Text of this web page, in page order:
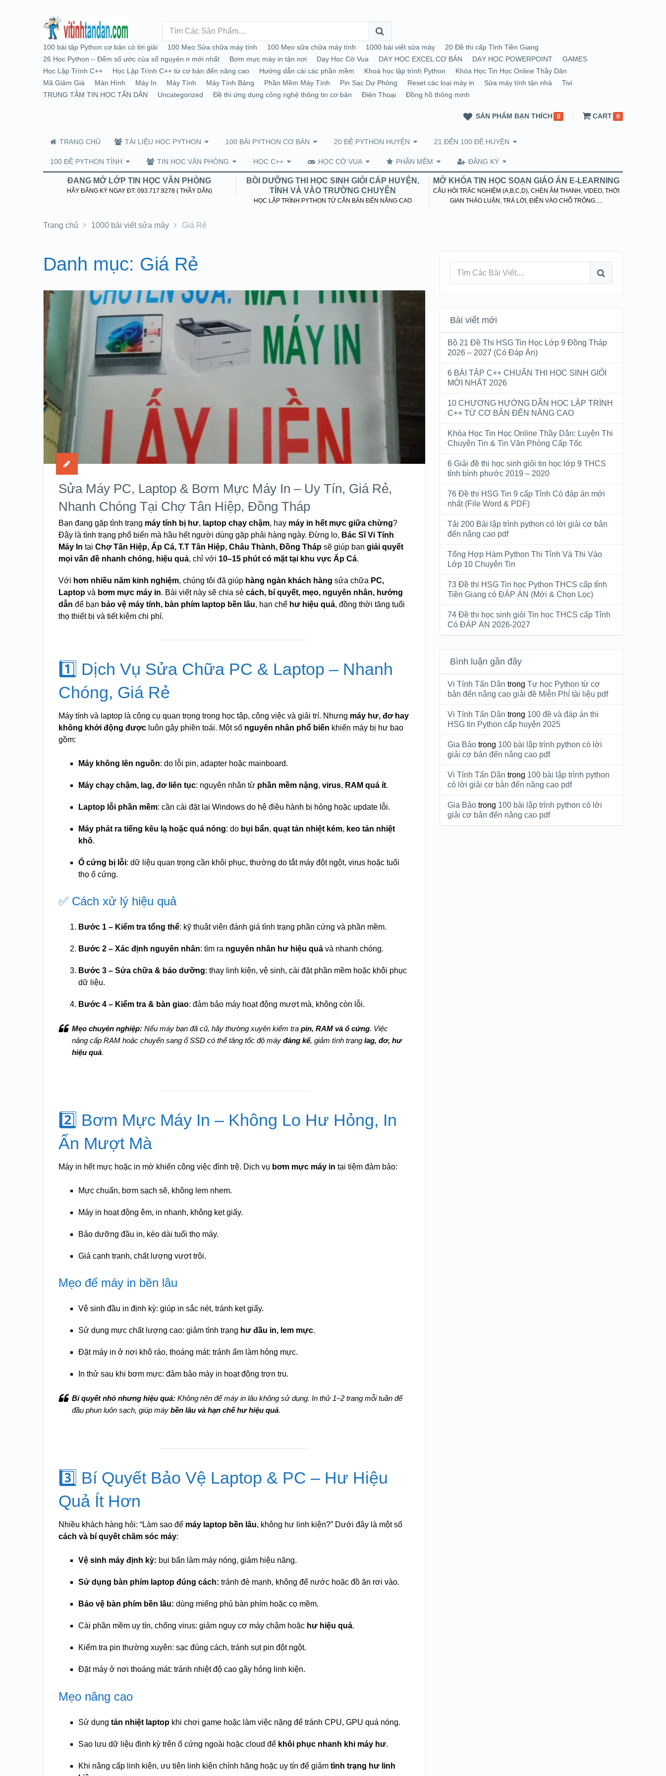
100 bài tập Python cơ bản có lời giải 100 Mẹo Sửa chữa máy tính 100 Mẹo sữa chữa máy tính 1000 bài viết sửa máy
20 Đề thi cấp Tỉnh Tiền Giang
26 Học Python – Đếm số ước của số nguyên n mới nhất
Bơm mực máy in tận nơi Dạy Học Cờ Vua DẠY HỌC EXCEL CƠ BẢN DẠY HỌC POWERPOINT
GAMES
Học Lập Trình C++
Học Lập Trình C++ từ cơ bản đến nâng cao Hướng dẫn cài các phần mềm Khoá học lập trình Python
Khóa Học Tin Học Online Thầy Dân
Mã Giảm Giá
Màn Hình Máy In Máy Tính Máy Tính Bảng Phần Mềm Máy Tính Pin Sạc Dự Phòng Reset các loại máy in Sửa máy tính tận nhà
Tivi
TRUNG TÂM TIN HỌC TẤN DÂN
Uncategorized Đề thi ứng dụng công nghệ thông tin cơ bản Điện Thoại Đồng hồ thông minh
SẢN PHẨM BẠN THÍCH 0 CART 0
TRANG CHỦ TÀI LIỆU HỌC PYTHON 100 BÀI PYTHON CƠ BẢN 20 ĐỀ PYTHON HUYỆN 21 ĐẾN 100 ĐỀ HUYỆN
100 ĐỀ PYTHON TỈNH TIN HỌC VĂN PHÒNG HỌC C++ HỌC CỜ VUA PHẦN MỀM ĐĂNG KÝ
ĐANG MỞ LỚP TIN HỌC VĂN PHÒNG
HÃY ĐĂNG KÝ NGAY ĐT: 093.717.9278 ( THẦY DÂN)
BỒI DƯỠNG THI HỌC SINH GIỎI CẤP HUYỆN,
TỈNH VÀ VÀO TRƯỜNG CHUYÊN
HỌC LẬP TRÌNH PYTHON TỪ CĂN BẢN ĐẾN NÂNG CAO
MỞ KHÓA TIN HỌC SOẠN GIÁO ÁN E-LEARNING
CÂU HỎI TRẮC NGHIỆM (A,B,C,D), CHÈN ÂM THANH, VIDEO, THỜI
GIAN THẢO LUẬN, TRẢ LỜI, ĐIỀN VÀO CHỖ TRỐNG.....
Trang chủ 1000 bài viết sửa máy Giá Rẻ
Danh mục: Giá Rẻ
Sửa Máy PC, Laptop & Bơm Mực Máy In – Uy Tín, Giá Rẻ,
Nhanh Chóng Tại Chợ Tân Hiệp, Đồng Tháp
Bạn đang gặp tình trạng máy tính bị hư, laptop chạy chậm, hay máy in hết mực giữa chừng?
Đây là tình trạng phổ biến mà hầu hết người dùng gặp phải hàng ngày. Đừng lo, Bác Sĩ Vi Tính
Máy In tạiChợ Tân Hiệp, Ấp Cá, T.T Tân Hiệp, Châu Thành, Đồng Tháp sẽ giúp bạngiải quyết
mọi vấn đề nhanh chóng, hiệu quả, chỉ với 10–15 phút có mặt tại khu vực Ấp Cá.
Với hơn nhiều năm kinh nghiệm, chúng tôi đã giúp hàng ngàn khách hàng sửa chữa PC,
Laptop và bơm mực máy in. Bài viết này sẽ chia sẻcách, bí quyết, mẹo, nguyên nhân, hướng
dẫn để bạn bảo vệ máy tính, bàn phím laptop bền lâu, hạn chế hư hiệu quả, đồng thời tăng tuổi
thọ thiết bị và tiết kiệm chi phí.
1️⃣ Dịch Vụ Sửa Chữa PC & Laptop – Nhanh
Chóng, Giá Rẻ
Máy tính và laptop là công cụ quan trọng trong học tập, công việc và giải trí. Nhưng máy hư, đơ hay
không khởi động được luôn gây phiền toái. Một số nguyên nhân phổ biến khiến máy bị hư bao
gồm:
Máy không lên nguồn: do lỗi pin, adapter hoặc mainboard.
Máy chạy chậm, lag, đơ liên tục: nguyên nhân từ phần mềm nặng,virus, RAM quá ít.
Laptop lỗi phần mềm: cần cài đặt lại Windows do hệ điều hành bị hỏng hoặc update lỗi.
Máy phát ra tiếng kêu lạ hoặc quá nóng: do bụi bẩn,quạt tản nhiệt kém, keo tản nhiệt
khô.
Ổ cứng bị lỗi: dữ liệu quan trọng cần khôi phục, thường do tắt máy đột ngột, virus hoặc tuổi
thọ ổ cứng.
✅ Cách xử lý hiệu quả
Bước 1 – Kiểm tra tổng thể: kỹ thuật viên đánh giá tình trạng phần cứng và phần mềm.
Bước 2 – Xác định nguyên nhân: tìm ra nguyên nhân hư hiệu quả và nhanh chóng.
Bước 3 – Sửa chữa & bảo dưỡng: thay linh kiện, vệ sinh, cài đặt phần mềm hoặc khôi phục
dữ liệu.
Bước 4 – Kiểm tra & bàn giao: đảm bảo máy hoạt động mượt mà, không còn lỗi.
Mẹo chuyên nghiệp: Nếu máy bạn đã cũ, hãy thường xuyên kiểm trapin, RAM và ổ cứng. Việc
nâng cấp RAM hoặc chuyển sang ổ SSD có thể tăng tốc độ máyđáng kể, giảm tình trạnglag, đơ, hư
hiệu quả.
2️⃣ Bơm Mực Máy In – Không Lo Hư Hỏng, In
Ấn Mượt Mà
Máy in hết mực hoặc in mờ khiến công việc đình trệ. Dịch vụ bơm mực máy in tại tiệm đảm bảo:
Mực chuẩn, bơm sạch sẽ, không lem nhem.
Máy in hoạt động êm, in nhanh, không kẹt giấy.
Bảo dưỡng đầu in, kéo dài tuổi thọ máy.
Giá cạnh tranh, chất lượng vượt trội.
Mẹo để máy in bền lâu
Vệ sinh đầu in định kỳ: giúp in sắc nét, tránh kẹt giấy.
Sử dụng mực chất lượng cao: giảm tình trạng hư đầu in, lem mực.
Đặt máy in ở nơi khô ráo, thoáng mát: tránh ẩm làm hỏng mực.
In thử sau khi bơm mực: đảm bảo máy in hoạt động trơn tru.
Bí quyết nhỏ nhưng hiệu quả: Không nên để máy in lâu không sử dụng. In thử 1–2 trang mỗi tuần để
đầu phun luôn sạch, giúp máybền lâu và hạn chế hư hiệu quả.
3️⃣ Bí Quyết Bảo Vệ Laptop & PC – Hư Hiệu
Quả Ít Hơn
Nhiều khách hàng hỏi: “Làm sao để máy laptop bền lâu, không hư linh kiện?” Dưới đây là một số
cách và bí quyết chăm sóc máy:
Vệ sinh máy định kỳ: bụi bẩn làm máy nóng, giảm hiệu năng.
Sử dụng bàn phím laptop đúng cách: tránh đè mạnh, không để nước hoặc đồ ăn rơi vào.
Bảo vệ bàn phím bền lâu: dùng miếng phủ bàn phím hoặc cọ mềm.
Cài phần mềm uy tín, chống virus: giảm nguy cơ máy chậm hoặc hư hiệu quả.
Kiểm tra pin thường xuyên: sạc đúng cách, tránh sụt pin đột ngột.
Đặt máy ở nơi thoáng mát: tránh nhiệt độ cao gây hỏng linh kiện.
Mẹo nâng cao
Sử dụngtản nhiệt laptop khi chơi game hoặc làm việc nặng để tránh CPU, GPU quá nóng.
Sao lưu dữ liệu định kỳ trên ổ cứng ngoài hoặc cloud để khôi phục nhanh khi máy hư.
Khi nâng cấp linh kiện, ưu tiên linh kiện chính hãng hoặc uy tín để giảmtình trạng hư linh
Bài viết mới
Bộ 21 Đề Thi HSG Tin Học Lớp 9 Đồng Tháp
2026 – 2027 (Có Đáp Án)
6 BÀI TẬP C++ CHUẨN THI HỌC SINH GIỎI
MỚI NHẤT 2026
10 CHƯƠNG HƯỚNG DẪN HỌC LẬP TRÌNH
C++ TỪ CƠ BẢN ĐẾN NÂNG CAO
Khóa Học Tin Học Online Thầy Dân: Luyện Thi
Chuyên Tin & Tin Văn Phòng Cấp Tốc
6 Giải đề thi học sinh giỏi tin học lớp 9 THCS
tỉnh bình phước 2019 – 2020
76 Đề thi HSG Tin 9 cấp Tỉnh Có đáp án mới
nhất (File Word & PDF)
Tải 200 Bài lập trình python có lời giải cơ bản
đến nâng cao pdf
Tổng Hợp Hàm Python Thi Tỉnh Và Thi Vào
Lớp 10 Chuyên Tin
73 Đề thi HSG Tin học Python THCS cấp tỉnh
Tiền Giang có ĐÁP ÁN (Mới & Chọn Lọc)
74 Đề thi học sinh giỏi Tin học THCS cấp Tỉnh
Có ĐÁP ÁN 2026-2027
Bình luận gần đây
Vi Tính Tấn Dân trongTự học Python từ cơ
bản đến nâng cao giải đề Miễn Phí tài liệu pdf
Vi Tính Tấn Dân trong 100 đề và đáp án thi
HSG tin Python cấp huyện 2025
Gia Bảo trong 100 bài lập trình python có lời
giải cơ bản đến nâng cao pdf
Vi Tính Tấn Dân trong 100 bài lập trình python
có lời giải cơ bản đến nâng cao pdf
Gia Bảo trong 100 bài lập trình python có lời
giải cơ bản đến nâng cao pdf